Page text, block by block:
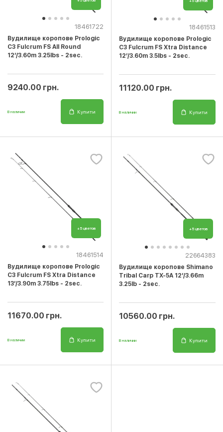
18461722
Вудилище коропове Prologic
C3 Fulcrum FS All Round
12’/3.60m 3.25lbs - 2sec.
9240.00 грн.
В наличии Купити
18461513
Вудилище коропове Prologic
C3 Fulcrum FS Xtra Distance
12’/3.60m 3.5lbs - 2sec.
11120.00 грн.
В наличии Купити
+5 цветов
18461514
Вудилище коропове Prologic
C3 Fulcrum FS Xtra Distance
13’/3.90m 3.75lbs - 2sec.
11670.00 грн.
В наличии Купити
+5 цветов
22664383
Вудилище коропове Shimano
Tribal Carp TX-5A 12’/3.66m
3.25lb - 2sec.
10560.00 грн.
В наличии Купити